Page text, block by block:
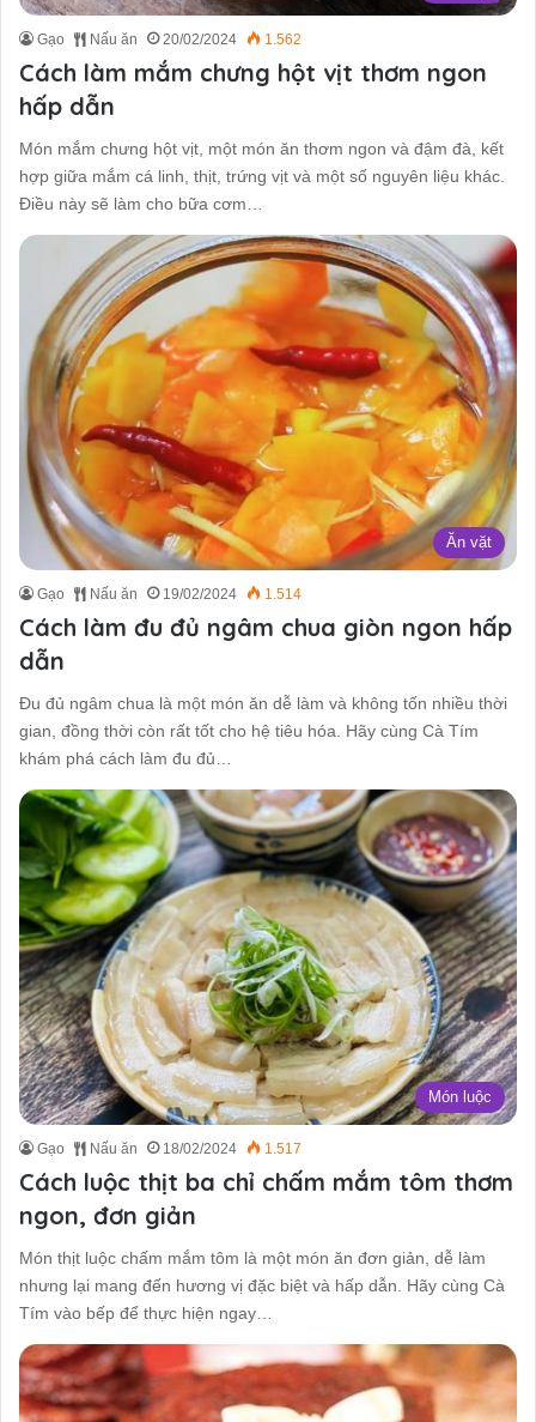
Gạo Nấu ăn 20/02/2024 1.562
Cách làm mắm chưng hột vịt thơm ngon
hấp dẫn
Món mắm chưng hột vịt, một món ăn thơm ngon và đậm đà, kết
hợp giữa mắm cá linh, thịt, trứng vịt và một số nguyên liệu khác.
Điều này sẽ làm cho bữa cơm…
Ăn vặt
Gạo Nấu ăn 19/02/2024 1.514
Cách làm đu đủ ngâm chua giòn ngon hấp
dẫn
Đu đủ ngâm chua là một món ăn dễ làm và không tốn nhiều thời
gian, đồng thời còn rất tốt cho hệ tiêu hóa. Hãy cùng Cà Tím
khám phá cách làm đu đủ…
Món luộc
Gạo Nấu ăn 18/02/2024 1.517
Cách luộc thịt ba chỉ chấm mắm tôm thơm
ngon, đơn giản
Món thịt luộc chấm mắm tôm là một món ăn đơn giản, dễ làm
nhưng lại mang đến hương vị đặc biệt và hấp dẫn. Hãy cùng Cà
Tím vào bếp để thực hiện ngay…